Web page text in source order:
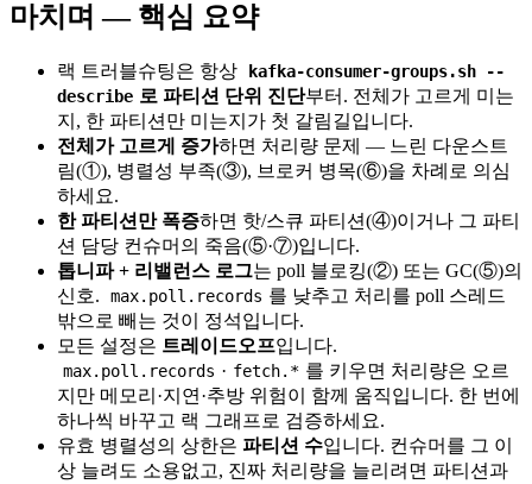
마치며 — 핵심 요약
랙 트러블슈팅은 항상
kafka-consumer-groups.sh --
describe 로 파티션 단위 진단부터. 전체가 고르게 미는
지, 한 파티션만 미는지가 첫 갈림길입니다.
전체가 고르게 증가하면 처리량 문제 — 느린 다운스트
림(①), 병렬성 부족(③), 브로커 병목(⑥)을 차례로 의심
하세요.
한 파티션만 폭증하면 핫/스큐 파티션(④)이거나 그 파티
션 담당 컨슈머의 죽음(⑤·⑦)입니다.
톱니파 + 리밸런스 로그는 poll 블로킹(②) 또는 GC(⑤)의
신호.
max.poll.records 를 낮추고 처리를 poll 스레드
밖으로 빼는 것이 정석입니다.
모든 설정은 트레이드오프입니다.
max.poll.records · fetch.* 를 키우면 처리량은 오르
지만 메모리·지연·추방 위험이 함께 움직입니다. 한 번에
하나씩 바꾸고 랙 그래프로 검증하세요.
유효 병렬성의 상한은 파티션 수입니다. 컨슈머를 그 이
상 늘려도 소용없고, 진짜 처리량을 늘리려면 파티션과